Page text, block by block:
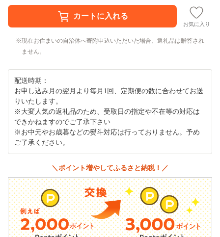
お気に入り
現在お住まいの自治体へ寄附申込いただいた場合、返礼品は贈答され
ません。
配送時期：
お申し込み月の翌月より毎月1回、定期便の数に合わせてお送
りいたします。
※大変人気の返礼品のため、受取日の指定や不在等の対応は
できかねますのでご了承下さい
※お中元やお歳暮などの熨斗対応は行っておりません。予め
ご了承ください。
＼ポイント増やしてふるさと納税！／